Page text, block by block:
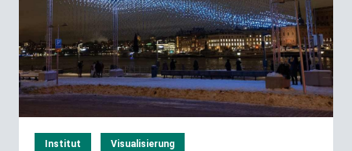
Institut Visualisierung